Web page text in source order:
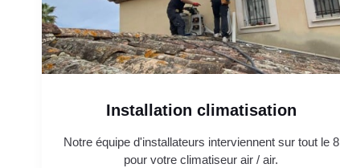
Installation climatisation
Notre équipe d'installateurs interviennent sur tout le 8
pour votre climatiseur air / air.